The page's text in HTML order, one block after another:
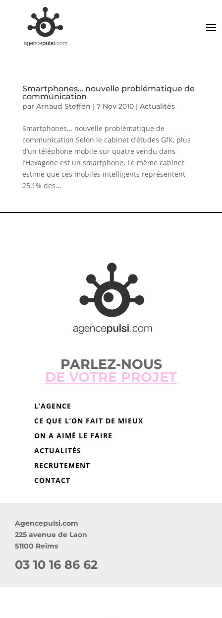
Smartphones… nouvelle problématique de
communication
par Arnaud Steffen | 7 Nov 2010| Actualités
Smartphones… nouvelle problématique de
communication Selon le cabinet d’études GfK, plus
d’un téléphone mobile sur quatre vendu dans
l’Hexagone est un smartphone. Le même cabinet
estime que ces mobiles intelligents représentent
25,1% des...
PARLEZ-NOUS
DE VOTRE PROJET
L’AGENCE
CE QUE L’ON FAIT DE MIEUX
ON A AIMÉ LE FAIRE
ACTUALITÉS
RECRUTEMENT
CONTACT
Agencepulsi.com
225 avenue de Laon
51100 Reims
03 10 16 86 62